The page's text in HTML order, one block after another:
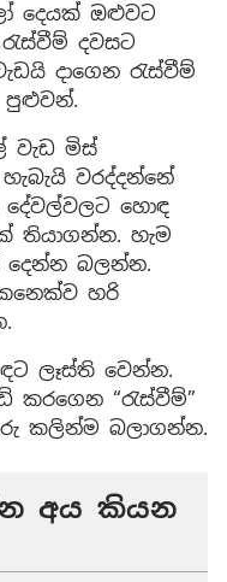
දෙයක් ඔළුවට
දවසට
දාගෙන රැස්වීම්
වැඩ මිස්
වරද්දන්නේ
හොඳ
තියාගන්න. හැම
දෙන්න බලන්න.
හරි
ලෑස්ති වෙන්න.
කරගෙන “රැස්වීම්”
කලින්ම බලාගන්න.
අය කියන